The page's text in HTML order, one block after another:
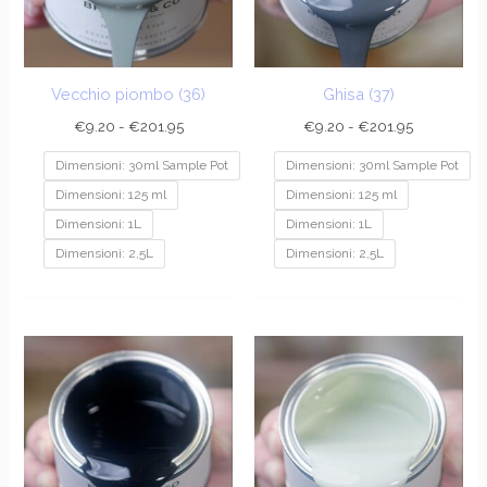
Vecchio piombo (36)
€9.20 - €201.95
Dimensioni: 30ml Sample Pot
Dimensioni: 125 ml
Dimensioni: 1L
Dimensioni: 2,5L
Ghisa (37)
€9.20 - €201.95
Dimensioni: 30ml Sample Pot
Dimensioni: 125 ml
Dimensioni: 1L
Dimensioni: 2,5L
di
prezzo:
da
€9.20
€189.95
di
prezzo:
da
€9.20
€201.95